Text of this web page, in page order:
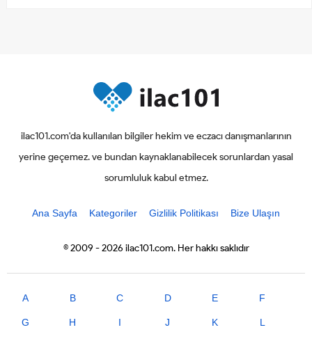
ilac101.com'da kullanılan bilgiler hekim ve eczacı danışmanlarının
yerine geçemez. ve bundan kaynaklanabilecek sorunlardan yasal
sorumluluk kabul etmez.
Ana Sayfa Kategoriler Gizlilik Politikası Bize Ulaşın
© 2009 - 2026 ilac101.com. Her hakkı saklıdır
A B C D E F
G H I J K L